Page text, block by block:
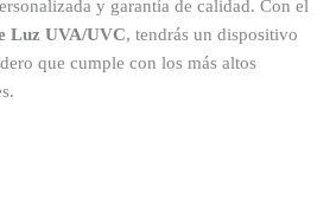
y garantía de calidad. Con el
Luz UVA/UVC, tendrás un dispositivo
que cumple con los más altos